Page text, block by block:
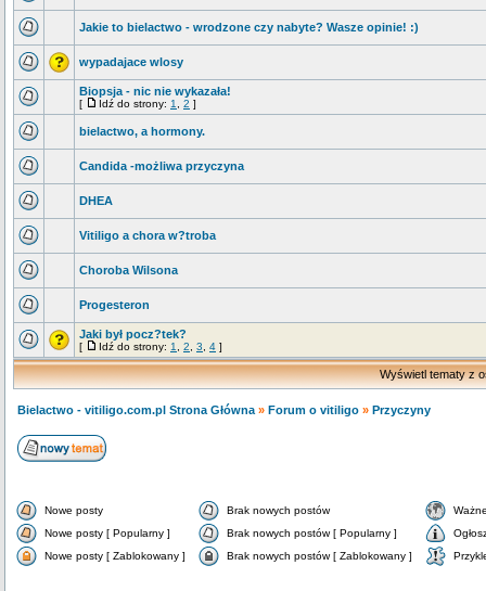
Jakie to bielactwo - wrodzone czy nabyte? Wasze opinie! :)
wypadajace wlosy
Biopsja - nic nie wykazała!
[ Idź do strony: 1 2 ]
bielactwo, a hormony.
Candida -możliwa przyczyna
DHEA
Vitiligo a chora w?troba
Choroba Wilsona
Progesteron
Jaki był pocz?tek?
[ Idź do strony: 1 2 3 4 ]
Wyświetl tematy z
Bielactwo - vitiligo.com.pl Strona Główna » Forum o vitiligo » Przyczyny
Nowe posty Brak nowych postów
Nowe posty [ Popularny ]
Brak nowych postów [ Popularny ]
Nowe posty [ Zablokowany ]
Brak nowych postów [ Zablokowany ]